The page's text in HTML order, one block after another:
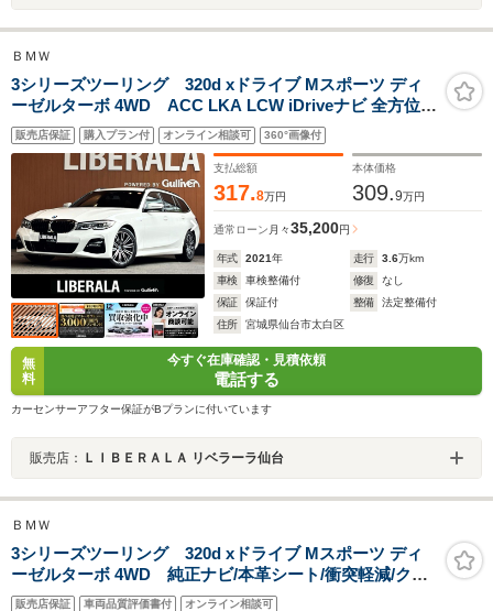
ＢＭＷ
3シリーズツーリング 320d xドライブ Mスポーツ ディ
ーゼルターボ 4WD ACC LKA LCW iDriveナビ 全方位カ
メラ ハーフレザー シートヒーター パワーシート LEDヘ
ッドライト オートマチックハイビーム 18インチAW コン
フォートアクセス パワーバックドア ステアリングスイッ
チ パドルシフト
販売店保証 購入プラン付 オンライン相談可 360°画像付
支払総額
317.8万円
本体価格
309.9万円
通常ローン 月々35,200円
年式 2021年 走行 3.6万km
車検
車検整備付 修復
なし
保証
保証付 整備
法定整備付
住所
宮城県仙台市太白区
無
料
今すぐ在庫確認・見積依頼
電話する
カーセンサーアフター保証がBプランに付いています
販売店： ＬＩＢＥＲＡＬＡ リベラーラ仙台
ＢＭＷ
3シリーズツーリング 320d xドライブ Mスポーツ ディ
ーゼルターボ 4WD 純正ナビ/本革シート/衝突軽減/クル
コン
販売店保証 車両品質評価書付 オンライン相談可